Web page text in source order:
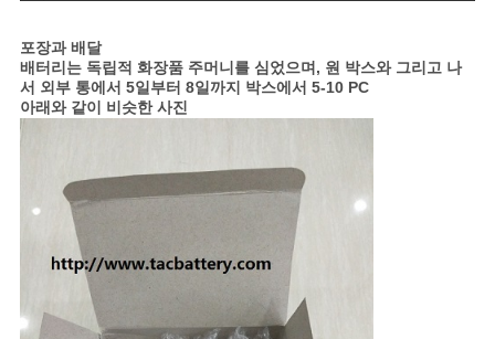
포장과 배달
배터리는 독립적 화장품 주머니를 심었으며, 원 박스와 그리고 나
서 외부 통에서 5일부터 8일까지 박스에서 5-10 PC
아래와 같이 비슷한 사진